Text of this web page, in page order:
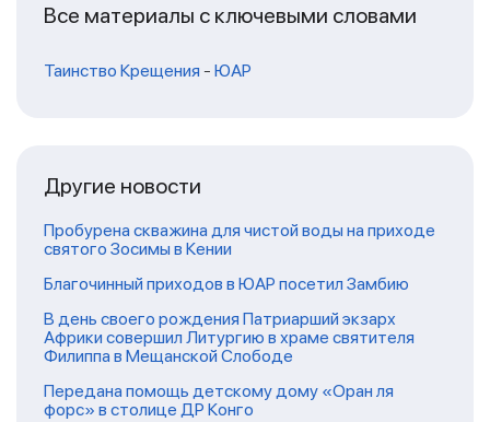
Все материалы с ключевыми словами
Таинство Крещения - ЮАР
Другие новости
Пробурена скважина для чистой воды на приходе
святого Зосимы в Кении
Благочинный приходов в ЮАР посетил Замбию
В день своего рождения Патриарший экзарх
Африки совершил Литургию в храме святителя
Филиппа в Мещанской Слободе
Передана помощь детскому дому «Оран ля
форс» в столице ДР Конго